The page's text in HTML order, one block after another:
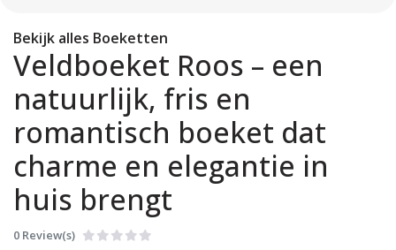
Bekijk alles Boeketten
Veldboeket Roos – een
natuurlijk, fris en
romantisch boeket dat
charme en elegantie in
huis brengt
0 Review(s)